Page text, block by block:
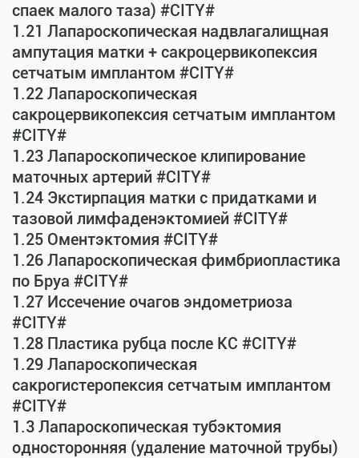
спаек малого таза) #CITY#
1.21 Лапароскопическая надвлагалищная
ампутация матки + сакроцервикопексия
сетчатым имплантом #CITY#
1.22 Лапароскопическая
сакроцервикопексия сетчатым имплантом
#CITY#
1.23 Лапароскопическое клипирование
маточных артерий #CITY#
1.24 Экстирпация матки с придатками и
тазовой лимфаденэктомией #CITY#
1.25 Оментэктомия #CITY#
1.26 Лапароскопическая фимбриопластика
по Бруа #CITY#
1.27 Иссечение очагов эндометриоза
#CITY#
1.28 Пластика рубца после КС #CITY#
1.29 Лапароскопическая
сакрогистеропексия сетчатым имплантом
#CITY#
1.3 Лапароскопическая тубэктомия
односторонняя (удаление маточной трубы)